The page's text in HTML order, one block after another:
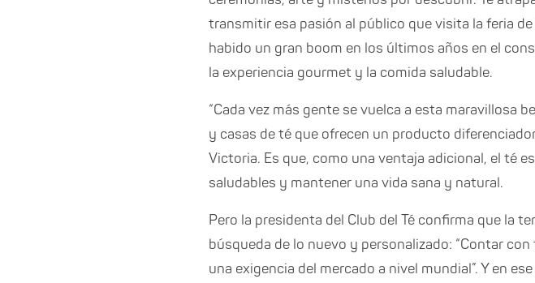
transmitir esa pasión al público que visita la feria de
habido un gran boom en los últimos años en el
la experiencia gourmet y la comida saludable.
“Cada vez más gente se vuelca a esta maravillosa
y casas de té que ofrecen un producto
Victoria. Es que, como una ventaja adicional, el té
saludables y mantener una vida sana y natural.
Pero la presidenta del Club del Té confirma que la
búsqueda de lo nuevo y personalizado: “Contar
una exigencia del mercado a nivel mundial”. Y en